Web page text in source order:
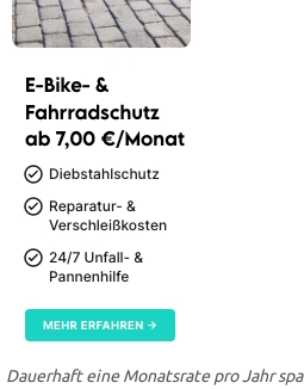
Dauerhaft eine Monatsrate pro Jahr